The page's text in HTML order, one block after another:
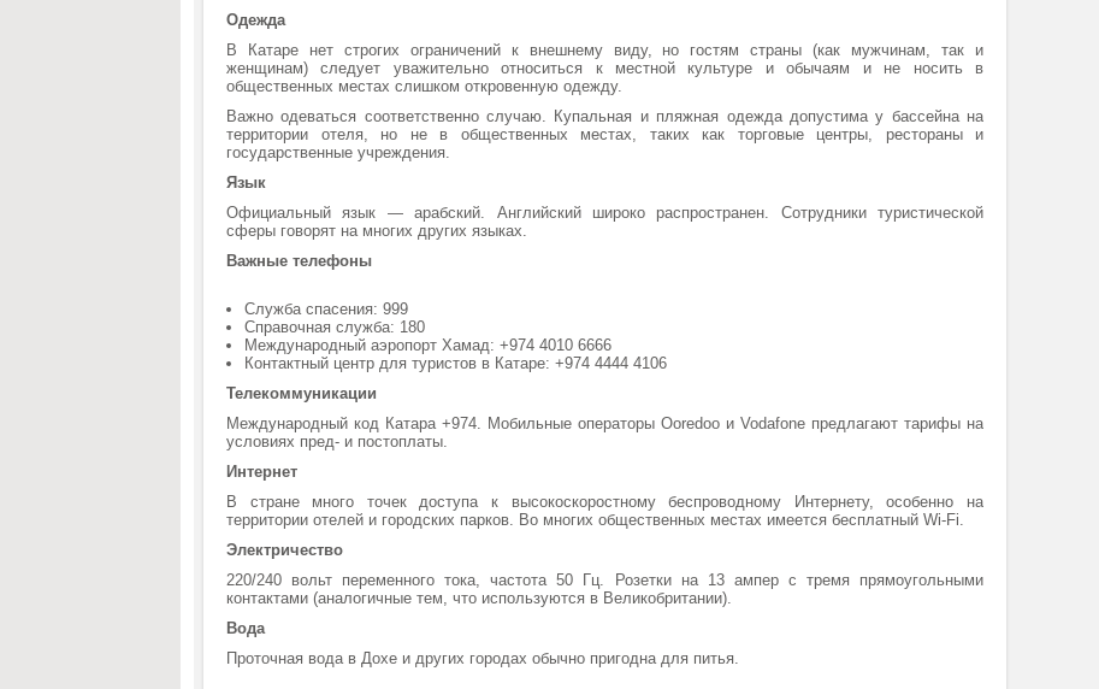
Одежда
В Катаре нет строгих ограничений к внешнему виду, но гостям страны (как мужчинам, так и
женщинам) следует уважительно относиться к местной культуре и обычаям и не носить в
общественных местах слишком откровенную одежду.
Важно одеваться соответственно случаю. Купальная и пляжная одежда допустима у бассейна на
территории отеля, но не в общественных местах, таких как торговые центры, рестораны и
государственные учреждения.
Язык
Официальный язык — арабский. Английский широко распространен. Сотрудники туристической
сферы говорят на многих других языках.
Важные телефоны
Служба спасения: 999
Справочная служба: 180
Международный аэропорт Хамад: +974 4010 6666
Контактный центр для туристов в Катаре: +974 4444 4106
Телекоммуникации
Международный код Катара +974. Мобильные операторы Ooredoo и Vodafone предлагают тарифы на
условиях пред- и постоплаты.
Интернет
В стране много точек доступа к высокоскоростному беспроводному Интернету, особенно на
территории отелей и городских парков. Во многих общественных местах имеется бесплатный Wi-Fi.
Электричество
220/240 вольт переменного тока, частота 50 Гц. Розетки на 13 ампер с тремя прямоугольными
контактами (аналогичные тем, что используются в Великобритании).
Вода
Проточная вода в Дохе и других городах обычно пригодна для питья.